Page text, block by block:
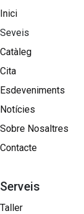
Inici
Seveis
Catàleg
Cita
Esdeveniments
Notícies
Sobre Nosaltres​
Contacte
Serveis
Taller